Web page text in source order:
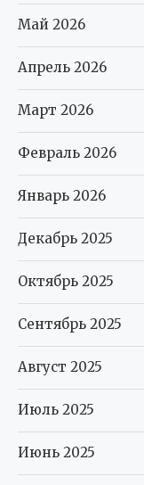
Май 2026
Апрель 2026
Март 2026
Февраль 2026
Январь 2026
Декабрь 2025
Октябрь 2025
Сентябрь 2025
Август 2025
Июль 2025
Июнь 2025